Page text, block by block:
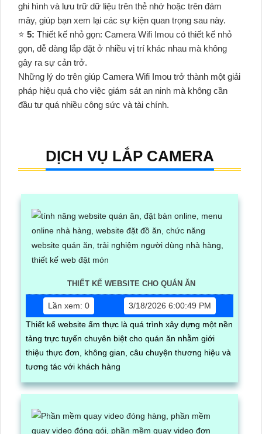
ghi hình và lưu trữ dữ liệu trên thẻ nhớ hoặc trên đám
mây, giúp bạn xem lại các sự kiện quan trọng sau này.
⭐ 5: Thiết kế nhỏ gọn: Camera Wifi Imou có thiết kế nhỏ
gọn, dễ dàng lắp đặt ở nhiều vị trí khác nhau mà không
gây ra sự cản trở.
Những lý do trên giúp Camera Wifi Imou trở thành một giải
pháp hiệu quả cho việc giám sát an ninh mà không cần
đầu tư quá nhiều công sức và tài chính.
DỊCH VỤ LẮP CAMERA
THIẾT KẾ WEBSITE CHO QUÁN ĂN
Lần xem: 0
3/18/2026 6:00:49 PM
Thiết kế website ẩm thực là quá trình xây dựng một nền
tảng trực tuyến chuyên biệt cho quán ăn nhằm giới
thiệu thực đơn, không gian, câu chuyện thương hiệu và
tương tác với khách hàng